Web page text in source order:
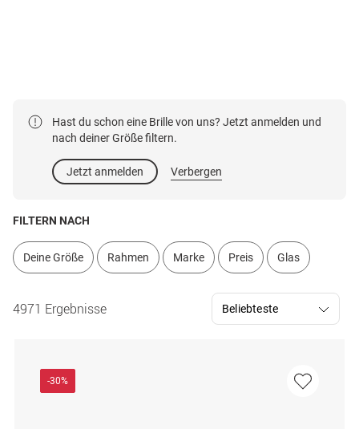
Hast du schon eine Brille von uns? Jetzt anmelden und
nach deiner Größe filtern.
Jetzt anmelden Verbergen
FILTERN NACH
Deine Größe Rahmen Marke Preis Glas
4971 Ergebnisse
-30%